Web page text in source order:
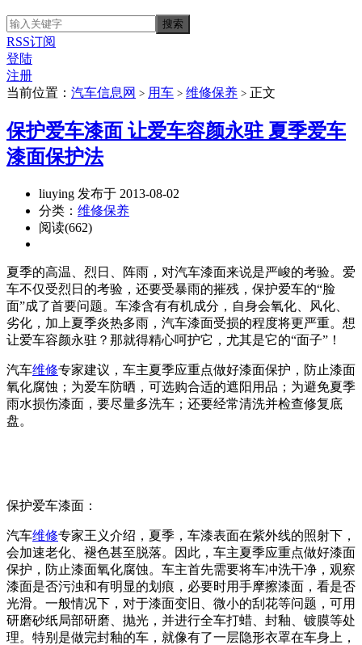
RSS订阅
登陆
注册
当前位置： 汽车信息网 > 用车 > 维修保养 > 正文
保护爱车漆面 让爱车容颜永驻 夏季爱车
漆面保护法
liuying 发布于 2013-08-02
分类： 维修保养
阅读(662)
夏季的高温、烈日、阵雨，对汽车漆面来说是严峻的考验。爱
车不仅受烈日的考验，还要受暴雨的摧残，保护爱车的“脸
面”成了首要问题。车漆含有有机成分，自身会氧化、风化、
劣化，加上夏季炎热多雨，汽车漆面受损的程度将更严重。想
让爱车容颜永驻？那就得精心呵护它，尤其是它的“面子”！
汽车维修专家建议，车主夏季应重点做好漆面保护，防止漆面
氧化腐蚀；为爱车防晒，可选购合适的遮阳用品；为避免夏季
雨水损伤漆面，要尽量多洗车；还要经常清洗并检查修复底
盘。
保护爱车漆面：
汽车维修专家王义介绍，夏季，车漆表面在紫外线的照射下，
会加速老化、褪色甚至脱落。因此，车主夏季应重点做好漆面
保护，防止漆面氧化腐蚀。车主首先需要将车冲洗干净，观察
漆面是否污浊和有明显的划痕，必要时用手摩擦漆面，看是否
光滑。一般情况下，对于漆面变旧、微小的刮花等问题，可用
研磨砂纸局部研磨、抛光，并进行全车打蜡、封釉、镀膜等处
理。特别是做完封釉的车，就像有了一层隐形衣罩在车身上，